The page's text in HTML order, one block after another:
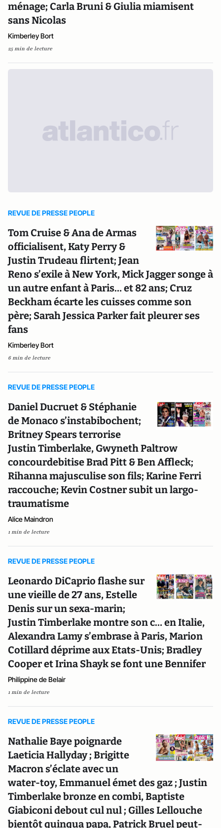
ménage; Carla Bruni & Giulia miamisent
sans Nicolas
Kimberley Bort
25 min de lecture
REVUE DE PRESSE PEOPLE
Tom Cruise & Ana de Armas
officialisent, Katy Perry &
Justin Trudeau flirtent; Jean
Reno s’exile à New York, Mick Jagger songe à
un autre enfant à Paris… et 82 ans; Cruz
Beckham écarte les cuisses comme son
père; Sarah Jessica Parker fait pleurer ses
fans
Kimberley Bort
6 min de lecture
REVUE DE PRESSE PEOPLE
Daniel Ducruet & Stéphanie
de Monaco s’instabibochent;
Britney Spears terrorise
Justin Timberlake, Gwyneth Paltrow
concourdebitise Brad Pitt & Ben Affleck;
Rihanna majusculise son fils; Karine Ferri
raccouche; Kevin Costner subit un largo-
traumatisme
Alice Maindron
1 min de lecture
REVUE DE PRESSE PEOPLE
Leonardo DiCaprio flashe sur
une vieille de 27 ans, Estelle
Denis sur un sexa-marin;
Justin Timberlake montre son c… en Italie,
Alexandra Lamy s’embrase à Paris, Marion
Cotillard déprime aux Etats-Unis; Bradley
Cooper et Irina Shayk se font une Bennifer
Philippine de Belair
1 min de lecture
REVUE DE PRESSE PEOPLE
Nathalie Baye poignarde
Laeticia Hallyday ; Brigitte
Macron s’éclate avec un
water-toy, Emmanuel émet des gaz ; Justin
Timberlake bronze en combi, Baptiste
Giabiconi debout cul nul ; Gilles Lellouche
bientôt quinqua papa, Patrick Bruel peut-